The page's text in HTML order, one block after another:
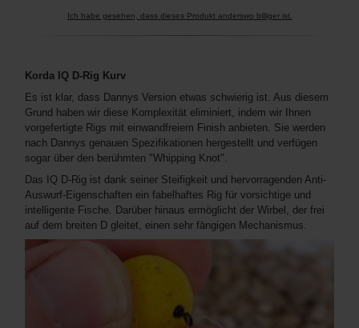
Ich habe gesehen, dass dieses Produkt anderswo billiger ist.
Korda IQ D-Rig Kurv
Es ist klar, dass Dannys Version etwas schwierig ist. Aus diesem
Grund haben wir diese Komplexität eliminiert, indem wir Ihnen
vorgefertigte Rigs mit einwandfreiem Finish anbieten. Sie werden
nach Dannys genauen Spezifikationen hergestellt und verfügen
sogar über den berühmten "Whipping Knot".
Das IQ D-Rig ist dank seiner Steifigkeit und hervorragenden Anti-
Auswurf-Eigenschaften ein fabelhaftes Rig für vorsichtige und
intelligente Fische. Darüber hinaus ermöglicht der Wirbel, der frei
auf dem breiten D gleitet, einen sehr fängigen Mechanismus.